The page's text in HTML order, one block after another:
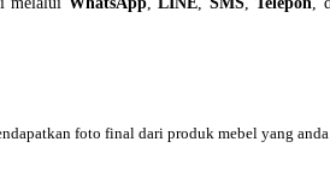
foto final dari produk mebel yang anda